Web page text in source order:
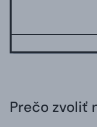
Prečo zvoliť